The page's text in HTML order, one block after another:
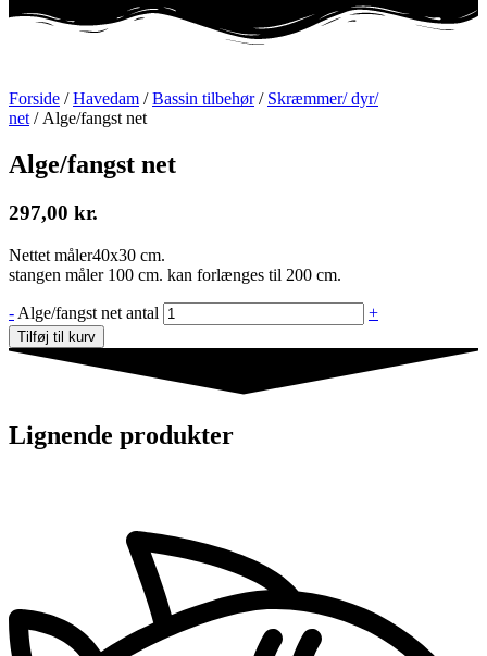
Forside /Havedam /Bassin tilbehør/ Skræmmer/ dyr/
net / Alge/fangst net
Alge/fangst net
297,00 kr.
Nettet måler40x30 cm.
stangen måler 100 cm. kan forlænges til 200 cm.
- Alge/fangst net antal +
Tilføj til kurv
Lignende produkter